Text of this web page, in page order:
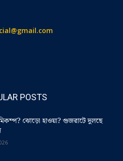
POSTS
ঝোড়ো হাওয়া? গুজরাটে দুলছে